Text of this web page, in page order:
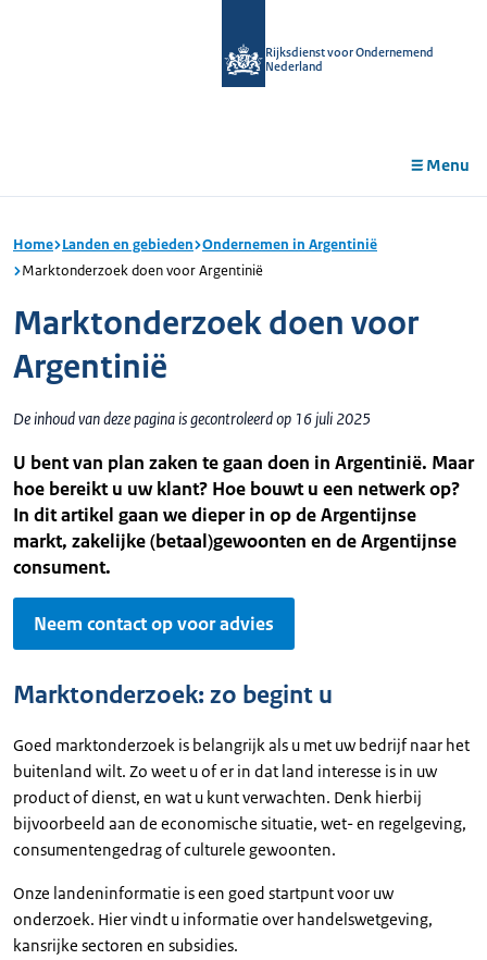
Rijksdienst voor Ondernemend
Nederland
Menu
Home Landen en gebieden Ondernemen in Argentinië
Marktonderzoek doen voor Argentinië
Marktonderzoek doen voor
Argentinië
De inhoud van deze pagina is gecontroleerd op 16 juli 2025
U bent van plan zaken te gaan doen in Argentinië. Maar
hoe bereikt u uw klant? Hoe bouwt u een netwerk op?
In dit artikel gaan we dieper in op de Argentijnse
markt, zakelijke (betaal)gewoonten en de Argentijnse
consument.
Neem contact op voor advies
Marktonderzoek: zo begint u
Goed marktonderzoek is belangrijk als u met uw bedrijf naar het
buitenland wilt. Zo weet u of er in dat land interesse is in uw
product of dienst, en wat u kunt verwachten. Denk hierbij
bijvoorbeeld aan de economische situatie, wet- en regelgeving,
consumentengedrag of culturele gewoonten.
Onze landeninformatie is een goed startpunt voor uw
onderzoek. Hier vindt u informatie over handelswetgeving,
kansrijke sectoren en subsidies.